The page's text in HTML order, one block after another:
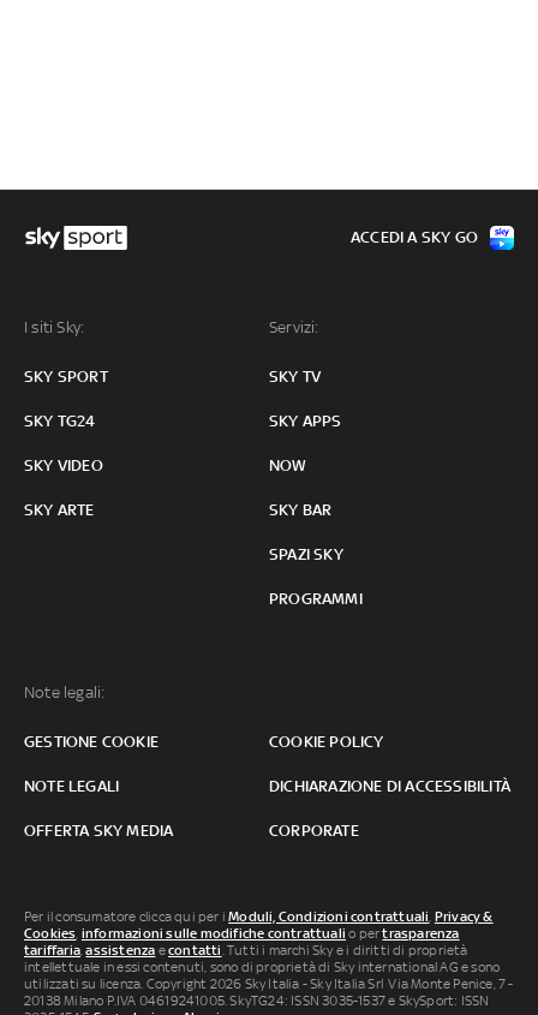
I siti Sky:
SKY SPORT
SKY TG24
SKY VIDEO
SKY ARTE
Servizi:
SKY TV
SKY APPS
NOW
SKY BAR
SPAZI SKY
PROGRAMMI
Note legali:
GESTIONE COOKIE COOKIE POLICY
NOTE LEGALI DICHIARAZIONE DI ACCESSIBILITÀ
OFFERTA SKY MEDIA CORPORATE
ACCEDI A SKY GO
Per il consumatore clicca qui per iModuli, Condizioni contrattuali, Privacy &
Cookies, informazioni sulle modifiche contrattuali o pertrasparenza
tariffaria,assistenza econtatti. Tutti i marchi Sky e i diritti di proprietà
intellettuale in essi contenuti, sono di proprietà di Sky international AG e sono
utilizzati su licenza. Copyright 2026 Sky Italia - Sky Italia Srl Via Monte Penice, 7 -
20138 Milano P.IVA 04619241005. SkyTG24: ISSN 3035-1537 e SkySport: ISSN